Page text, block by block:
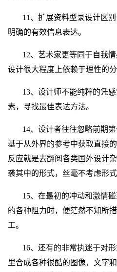
11、扩展资料型录设计区
明确的有效信息表达。
12、艺术家更等同于自我
设计很大程度上依赖于理性的分
13、设计师不能纯粹的凭
素，寻找最佳表达方法。
14、设计者往往忽略前期
基于从外界的参考中获取直接
反应就是去翻阅各类国外设计
袭其中的形式，丝毫不考虑形式
15、在最初的冲动和激情
的各种阻力时，便茫然不知所
工。
16、还有的非常执迷于对
里合成各种很酷的图像，文字